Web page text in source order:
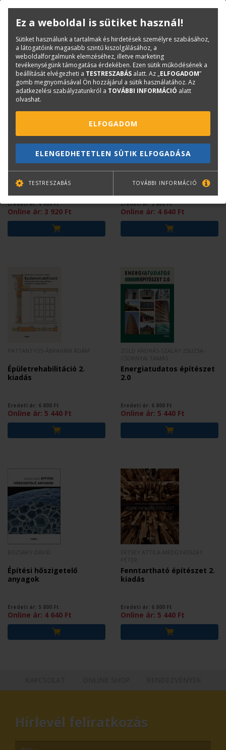
Mások ezt is megvásárolták...
szigetelése
Eredeti ár:4 900Ft
Online ár: 3 920 Ft
BAJZA JÓZSEF
kiadás
Eredeti ár:5 800Ft
Online ár: 4 640 Ft
Épületrehabilitáció 2.
kiadás
Eredeti ár: 6 800 Ft
Online ár: 5 440 Ft
Energiatudatos építészet
2.0
Eredeti ár: 6 800 Ft
Online ár: 5 440 Ft
Építési hőszigetelő
anyagok
Eredeti ár: 5 800 Ft
Online ár: 4 640 Ft
Fenntartható építészet 2.
kiadás
Eredeti ár: 6 800 Ft
Online ár: 5 440 Ft
Hírlevél feliratkozás
Ez a weboldal is sütiket használ!
Sütiket használunk a tartalmak és hirdetések személyre szabásához,
a látogatóink magasabb szintű kiszolgálásához, a
weboldalforgalmunk elemzéséhez, illetve marketing
tevékenységünk támogatása érdekében. Ezen sütik működésének a
beállítását elvégezheti a TESTRESZABÁS alatt. Az „ELFOGADOM”
gomb megnyomásával Ön hozzájárul a sütik használatához. Az
adatkezelési szabályzatunkról a TOVÁBBI INFORMÁCIÓ alatt
olvashat.
ELFOGADOM
ELENGEDHETETLEN SÜTIK ELFOGADÁSA
TESTRESZABÁS TOVÁBBI INFORMÁCIÓ